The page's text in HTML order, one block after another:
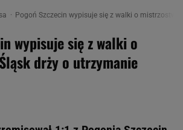
Pogoń Szczecin wypisuje się z walki o
wypisuje się z walki o
drży o utrzymanie